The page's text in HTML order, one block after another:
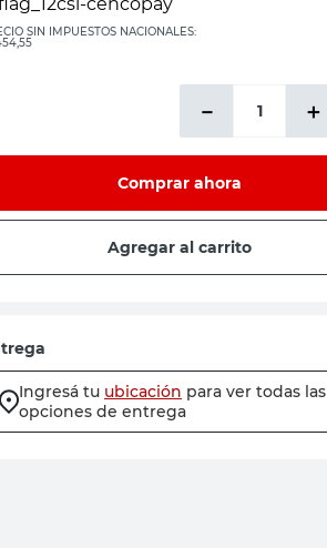
SIN IMPUESTOS NACIONALES:
＋
－
Comprar ahora
Agregar al carrito
Ingresá tu ubicación para ver todas las
opciones de entrega